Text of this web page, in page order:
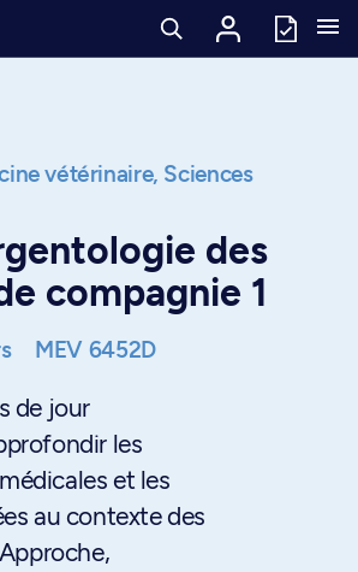
vétérinaire, Sciences
des
compagnie 1
MEV 6452D
de jour
les
et les
au contexte des